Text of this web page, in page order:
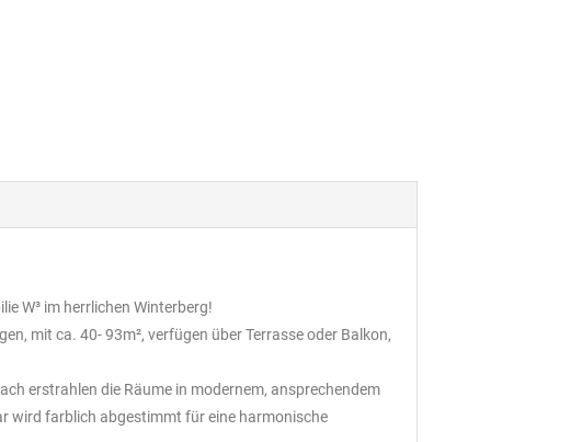
W³ im herrlichen Winterberg!
mit ca. 40- 93m², verfügen über Terrasse oder Balkon,
erstrahlen die Räume in modernem, ansprechendem
wird farblich abgestimmt für eine harmonische